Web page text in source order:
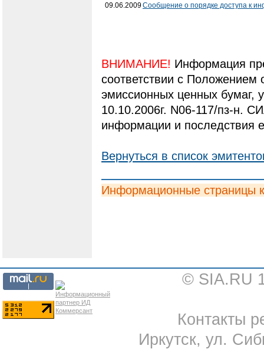
09.06.2009Сообщение о порядке доступа к
ВНИМАНИЕ! Информация
соответствии с
эмиссионных ценных
10.10.2006г. N06-117/пз-н.
информации и последствия
Вернуться в список
Информационные страницы
© SIA.RU
Контакты
Иркутск, ул.